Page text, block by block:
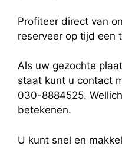
Profiteer direct van
reserveer op tijd een
Als uw gezochte
staat kunt u contact
030-8884525.
betekenen.
U kunt snel en